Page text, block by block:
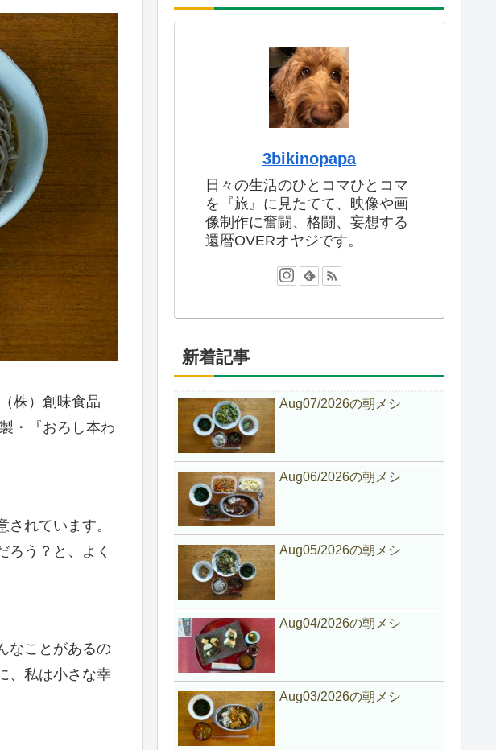
株）創味食品
・『おろし本わ
れています。
ろう？と、よく
なことがあるの
、私は小さな幸
3bikinopapa
日々の生活のひとコマひとコマ
を『旅』に見たてて、映像や画
像制作に奮闘、格闘、妄想する
還暦OVERオヤジです。
新着記事
Aug07/2026の朝メシ
Aug06/2026の朝メシ
Aug05/2026の朝メシ
Aug04/2026の朝メシ
Aug03/2026の朝メシ